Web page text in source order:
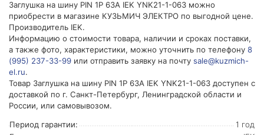
Заглушка на шину PIN 1P 63А IEK YNK21-1-063 можно
приобрести в магазине КУЗЬМИЧ ЭЛЕКТРО по выгодной цене.
Производитель IEK.
Информацию о стоимости товара, наличии и сроках поставки,
а также фото, характеристики, можно уточнить по телефону 8
(995) 237-33-99 или отправить заявку на почту sale@kuzmich-
el.ru.
Товар Заглушка на шину PIN 1P 63А IEK YNK21-1-063 доступен с
доставкой по г. Санкт-Петербург, Ленинградской области и
России, или самовывозом.
Период гарантии:
1 год